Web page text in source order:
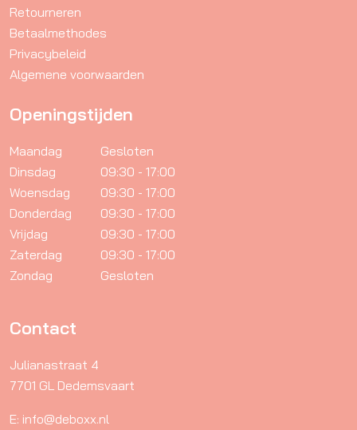
Retourneren
Betaalmethodes
Privacybeleid
Algemene voorwaarden
Openingstijden
Maandag
Gesloten
Dinsdag
09:30 - 17:00
Woensdag
09:30 - 17:00
Donderdag
09:30 - 17:00
Vrijdag
09:30 - 17:00
Zaterdag
09:30 - 17:00
Zondag
Gesloten
Contact
Julianastraat 4
7701 GL Dedemsvaart
E: info@deboxx.nl